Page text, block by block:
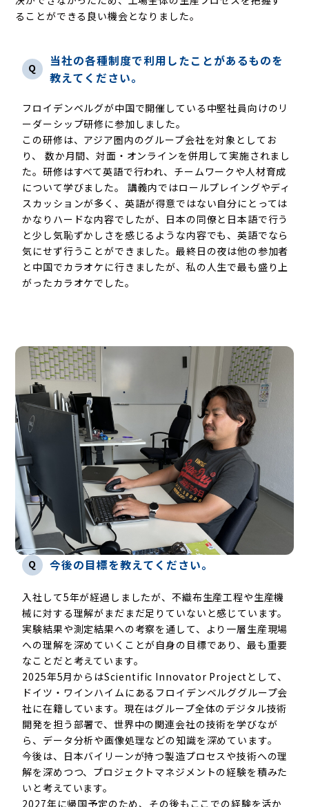
ることができる良い機会となりました。
Q
当社の各種制度で利用したことがあるものを
教えてください。
フロイデンベルグが中国で開催している中堅社員向けのリ
ーダーシップ研修に参加しました。
この研修は、アジア圏内のグループ会社を対象としてお
り、 数か月間、対面・オンラインを併用して実施されまし
た。研修はすべて英語で行われ、チームワークや人材育成
について学びました。 講義内ではロールプレイングやディ
スカッションが多く、英語が得意ではない自分にとっては
かなりハードな内容でしたが、日本の同僚と日本語で行う
と少し気恥ずかしさを感じるような内容でも、英語でなら
気にせず行うことができました。最終日の夜は他の参加者
と中国でカラオケに行きましたが、私の人生で最も盛り上
がったカラオケでした。
Q 今後の目標を教えてください。
入社して5年が経過しましたが、不織布生産工程や生産機
械に対する理解がまだまだ足りていないと感じています。
実験結果や測定結果への考察を通して、より一層生産現場
への理解を深めていくことが自身の目標であり、最も重要
なことだと考えています。
2025年5月からはScientific Innovator Projectとして、
ドイツ・ワインハイムにあるフロイデンベルググループ会
社に在籍しています。現在はグループ全体のデジタル技術
開発を担う部署で、世界中の関連会社の技術を学びなが
ら、データ分析や画像処理などの知識を深めています。
今後は、日本バイリーンが持つ製造プロセスや技術への理
解を深めつつ、プロジェクトマネジメントの経験を積みた
いと考えています。
2027年に帰国予定のため、その後もここでの経験を活か